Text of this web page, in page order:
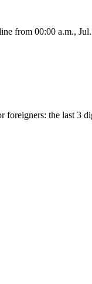
from 00:00 a.m.,
the last 3